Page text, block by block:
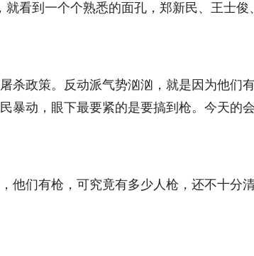
看到一个个熟悉的面孔，郑新民、王士俊
政策。反动派气势汹汹，就是因为他们
暴动，眼下最要紧的是要搞到枪。今天的
们有枪，可究竟有多少人枪，还不十分